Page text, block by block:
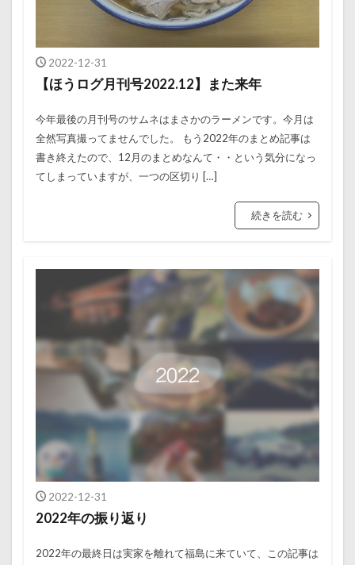
2022-12-31
【ほうログ月刊号2022.12】また来年
今年最後の月刊号のサムネはまさかのラーメンです。今月は
全然写真撮ってませんでした。 もう2022年のまとめ記事は
書き終えたので、12月のまとめなんて・・という気分になっ
てしまっていますが、一つの区切り […]
続きを読む
2022-12-31
2022年の振り返り
2022年の最終日は実家を離れて福島に来ていて、この記事は